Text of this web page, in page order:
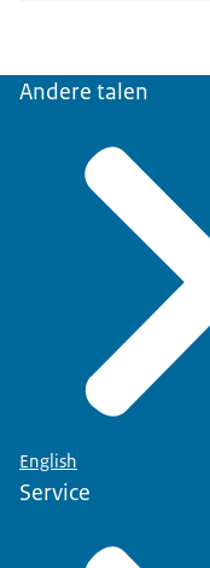
Andere talen
English
Service